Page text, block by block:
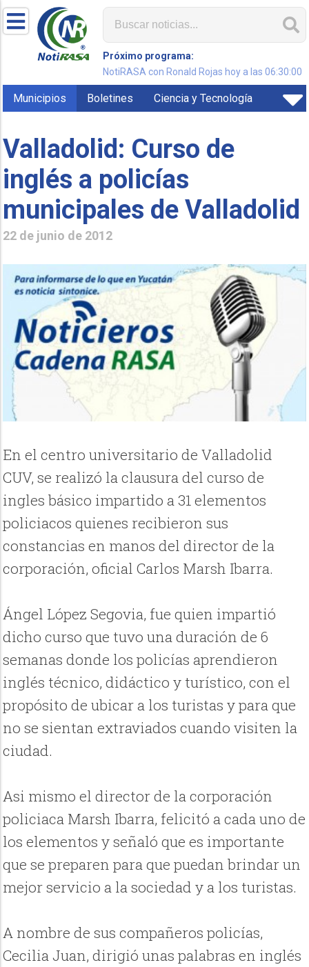
Próximo programa:
NotiRASA con Ronald Rojas hoy a las 06:30:00
Municipios Boletines Ciencia y Tecnología
Valladolid: Curso de
inglés a policías
municipales de Valladolid
22 de junio de 2012
En el centro universitario de Valladolid
CUV, se realizó la clausura del curso de
ingles básico impartido a 31 elementos
policiacos quienes recibieron sus
constancias en manos del director de la
corporación, oficial Carlos Marsh Ibarra.
Ángel López Segovia, fue quien impartió
dicho curso que tuvo una duración de 6
semanas donde los policías aprendieron
inglés técnico, didáctico y turístico, con el
propósito de ubicar a los turistas y para que
no se sientan extraviados cuando visiten la
ciudad.
Asi mismo el director de la corporación
policiaca Marsh Ibarra, felicitó a cada uno de
los elementos y señaló que es importante
que se preparen para que puedan brindar un
mejor servicio a la sociedad y a los turistas.
A nombre de sus compañeros policías,
Cecilia Juan, dirigió unas palabras en inglés